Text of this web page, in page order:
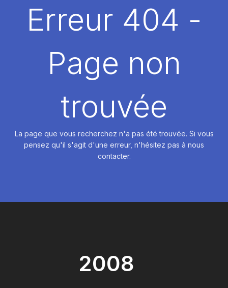
DÉMARRER
Erreur 404 -
Page non
trouvée
La page que vous recherchez n'a pas été trouvée. Si vous
pensez qu'il s'agit d'une erreur, n'hésitez pas à nous
contacter.
2008